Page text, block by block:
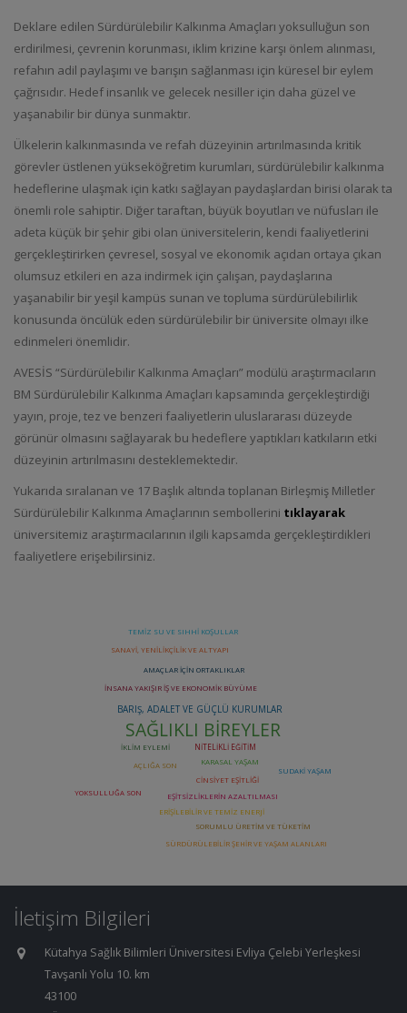
Deklare edilen Sürdürülebilir Kalkınma Amaçları yoksulluğun son
erdirilmesi, çevrenin korunması, iklim krizine karşı önlem alınması,
refahın adil paylaşımı ve barışın sağlanması için küresel bir eylem
çağrısıdır. Hedef insanlık ve gelecek nesiller için daha güzel ve
yaşanabilir bir dünya sunmaktır.
Ülkelerin kalkınmasında ve refah düzeyinin artırılmasında kritik
görevler üstlenen yükseköğretim kurumları, sürdürülebilir kalkınma
hedeflerine ulaşmak için katkı sağlayan paydaşlardan birisi olarak ta
önemli role sahiptir. Diğer taraftan, büyük boyutları ve nüfusları ile
adeta küçük bir şehir gibi olan üniversitelerin, kendi faaliyetlerini
gerçekleştirirken çevresel, sosyal ve ekonomik açıdan ortaya çıkan
olumsuz etkileri en aza indirmek için çalışan, paydaşlarına
yaşanabilir bir yeşil kampüs sunan ve topluma sürdürülebilirlik
konusunda öncülük eden sürdürülebilir bir üniversite olmayı ilke
edinmeleri önemlidir.
AVESİS “Sürdürülebilir Kalkınma Amaçları” modülü araştırmacıların
BM Sürdürülebilir Kalkınma Amaçları kapsamında gerçekleştirdiği
yayın, proje, tez ve benzeri faaliyetlerin uluslararası düzeyde
görünür olmasını sağlayarak bu hedeflere yaptıkları katkıların etki
düzeyinin artırılmasını desteklemektedir.
Yukarıda sıralanan ve 17 Başlık altında toplanan Birleşmiş Milletler
Sürdürülebilir Kalkınma Amaçlarının sembollerini tıklayarak
üniversitemiz araştırmacılarının ilgili kapsamda gerçekleştirdikleri
faaliyetlere erişebilirsiniz.
İletişim Bilgileri
Kütahya Sağlık Bilimleri Üniversitesi Evliya Çelebi Yerleşkesi
Tavşanlı Yolu 10. km
43100